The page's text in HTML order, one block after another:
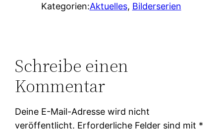
Kategorien:Aktuelles, Bilderserien
Schreibe einen
Kommentar
Deine E-Mail-Adresse wird nicht
veröffentlicht. Erforderliche Felder sind mit *